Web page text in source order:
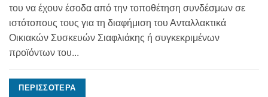
του να έχουν έσοδα από την τοποθέτηση συνδέσμων σε
ιστότοπους τους για τη διαφήμιση του Ανταλλακτικά
Οικιακών Συσκευών Σιαφλιάκης ή συγκεκριμένων
προϊόντων του...
ΠΕΡΙΣΣΌΤΕΡΑ